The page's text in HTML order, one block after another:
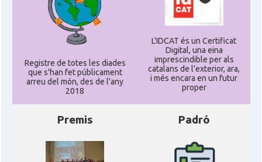
Registre de totes les diades
que s'han fet públicament
arreu del món, des de l'any
2018
L'IDCAT és un Certificat
Digital, una eina
imprescindible per als
catalans de l'exterior, ara,
i més encara en un futur
proper
Premis Padró